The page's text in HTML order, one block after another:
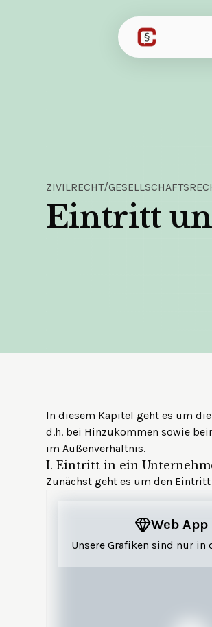
ZIVILRECHT/
Eintritt
In diesem Kapitel geht es um
d.h. bei Hinzukommen sowie
im Außenverhältnis.
I. Eintritt in ein
Zunächst geht es um den
Web
Unsere Grafiken sind nur in